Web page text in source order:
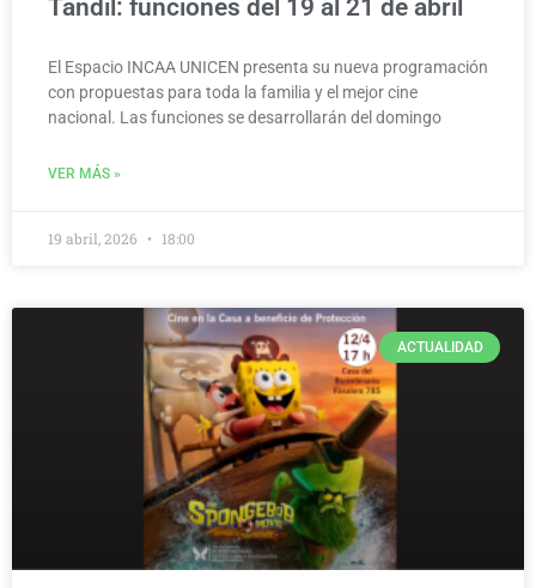
Tandil: funciones del 19 al 21 de abril
El Espacio INCAA UNICEN presenta su nueva programación
con propuestas para toda la familia y el mejor cine
nacional. Las funciones se desarrollarán del domingo
VER MÁS »
19 abril, 2026 18:00
ACTUALIDAD